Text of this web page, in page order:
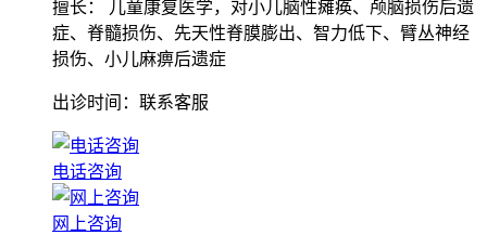
擅长：
儿童康复医学，对小儿脑性瘫痪、颅脑损伤后遗
症、脊髓损伤、先天性脊膜膨出、智力低下、臂丛神经
损伤、小儿麻痹后遗症
出诊时间：联系客服
电话咨询
网上咨询